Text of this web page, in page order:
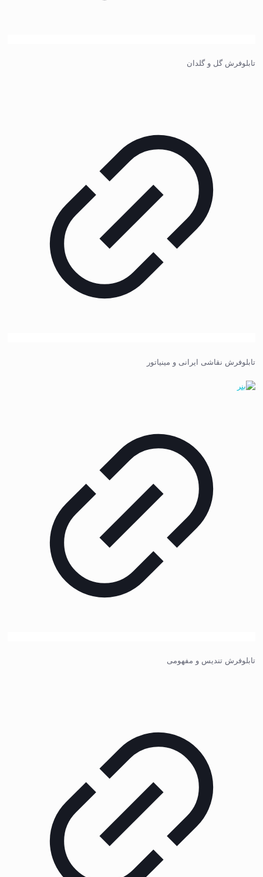
تابلوفرش گل و گلدان
تابلوفرش نقاشی ایرانی و مینیاتور
تابلوفرش تندیس و مفهومی